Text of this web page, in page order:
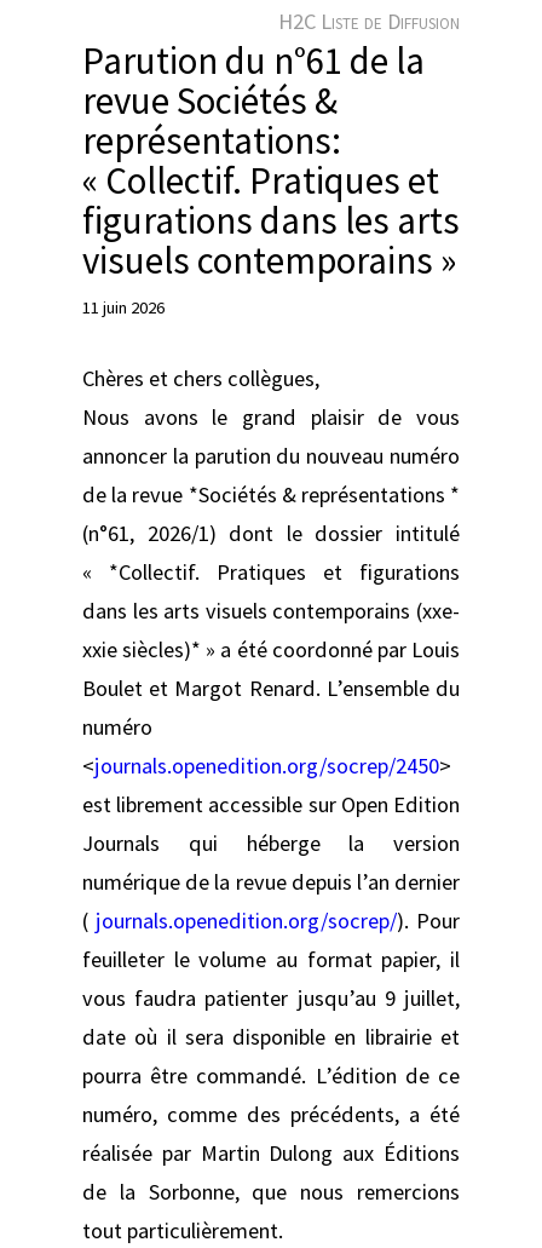
H2C Liste de Diffusion
Parution du n°61 de la
revue Sociétés &
représentations:
« Collectif. Pratiques et
figurations dans les arts
visuels contemporains »
11 juin 2026
Chères et chers collègues,
Nous avons le grand plaisir de vous
annoncer la parution du nouveau numéro
de la revue *Sociétés & représentations *
(n°61, 2026/1) dont le dossier intitulé
« *Collectif. Pratiques et figurations
dans les arts visuels contemporains (xxe-
xxie siècles)* » a été coordonné par Louis
Boulet et Margot Renard. L’ensemble du
numéro
<journals.openedition.org/socrep/2450>
est librement accessible sur Open Edition
Journals qui héberge la version
numérique de la revue depuis l’an dernier
( journals.openedition.org/socrep/). Pour
feuilleter le volume au format papier, il
vous faudra patienter jusqu’au 9 juillet,
date où il sera disponible en librairie et
pourra être commandé. L’édition de ce
numéro, comme des précédents, a été
réalisée par Martin Dulong aux Éditions
de la Sorbonne, que nous remercions
tout particulièrement.